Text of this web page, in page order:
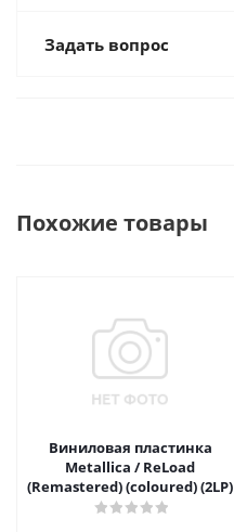
Задать вопрос
Похожие товары
Виниловая пластинка
Metallica / ReLoad
(Remastered) (coloured) (2LP)